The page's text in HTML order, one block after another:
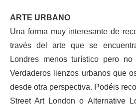
ARTE URBANO
Una forma muy interesante de
través del arte que se
Londres menos turístico pero no
Verdaderos lienzos urbanos que
desde otra perspectiva. Podéis
Street Art London o Alternative